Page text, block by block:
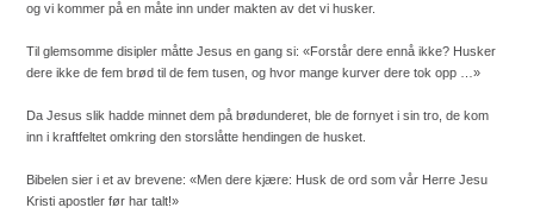
og vi kommer på en måte inn under makten av det vi husker.
Til glemsomme disipler måtte Jesus en gang si: «Forstår dere ennå ikke? Husker
dere ikke de fem brød til de fem tusen, og hvor mange kurver dere tok opp …»
Da Jesus slik hadde minnet dem på brødunderet, ble de fornyet i sin tro, de kom
inn i kraftfeltet omkring den storslåtte hendingen de husket.
Bibelen sier i et av brevene: «Men dere kjære: Husk de ord som vår Herre Jesu
Kristi apostler før har talt!»